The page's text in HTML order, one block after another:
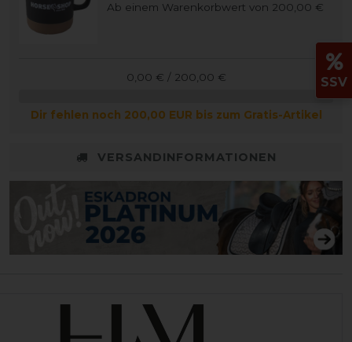
Ab einem Warenkorbwert von 200,00 €
0,00 € / 200,00 €
Dir fehlen noch 200,00 EUR bis zum Gratis-Artikel
VERSANDINFORMATIONEN
SSV